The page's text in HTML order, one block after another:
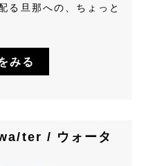
る旦那への、ちょっと
みる
ter / ウォータ